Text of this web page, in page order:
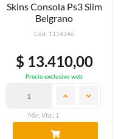
Skins Consola Ps3 Slim
Belgrano
Cód: 1114346
$ 13.410,00
Precio exclusivo web
Min. Vta.: 1